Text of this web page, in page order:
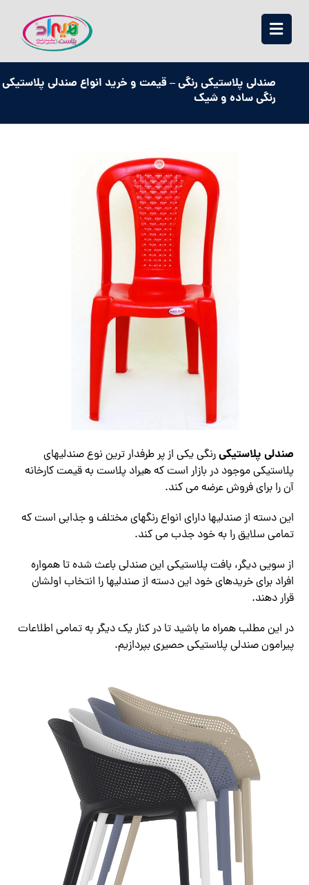
صندلی پلاستیکی رنگی – قیمت و خرید انواع صندلی پلاستیکی
رنگی ساده و شیک
صندلی پلاستیکیرنگی یکی از پر طرفدار ترین نوع صندلیهای
پلاستیکی موجود در بازار است که هیراد پلاست به قیمت کارخانه
آن را برای فروش عرضه می کند.
این دسته از صندلیها دارای انواع رنگهای مختلف و جذابی است که
تمامی سلایق را به خود جذب می کند.
از سویی دیگر، بافت پلاستیکی این صندلی باعث شده تا همواره
افراد برای خریدهای خود این دسته از صندلیها را انتخاب اولشان
قرار دهند.
در این مطلب همراه ما باشید تا در کنار یک دیگر به تمامی اطلاعات
پیرامون صندلی پلاستیکی حصیری بپردازیم.